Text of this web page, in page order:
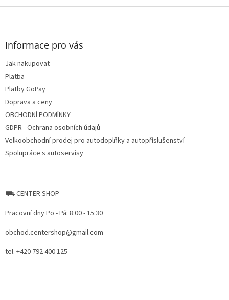
s
F
Informace pro vás
Jak nakupovat
Platba
Platby GoPay
Doprava a ceny
OBCHODNÍ PODMÍNKY
GDPR - Ochrana osobních údajů
Velkoobchodní prodej pro autodoplňky a autopříslušenství
Spolupráce s autoservisy
⛟ CENTER SHOP
Pracovní dny Po - Pá: 8:00 - 15:30
obchod.centershop@gmail.com
tel. +420 792 400 125